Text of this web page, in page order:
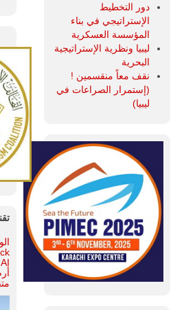
دور التخطيط
الإستراتيجي في بناء
المؤسسة العسكرية
ليبيا ونظرية الإستراتيجية
البحرية
نقف معاً منقسمين !
(إستمرار الصراعات في
ليبيا)